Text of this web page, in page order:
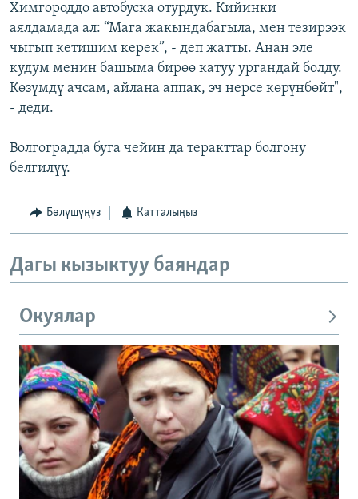
Химгороддо автобуска отурдук. Кийинки
аялдамада ал: “Мага жакындабагыла, мен тезирээк
чыгып кетишим керек”, - деп жатты. Анан эле
кудум менин башыма бирөө катуу ургандай болду.
Көзүмдү ачсам, айлана аппак, эч нерсе көрүнбөйт",
- деди.
Волгоградда буга чейин да теракттар болгону
белгилүү.
Бөлүшүңүз Катталыңыз
Дагы кызыктуу баяндар
Окуялар